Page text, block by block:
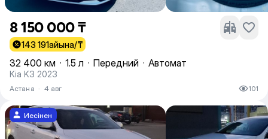
8 150 000 ₸
143 191айына/₸
32 400 км · 1.5 л · Передний · Автомат
Kia K3 2023
Астана · 4 авг 101
Иесінен